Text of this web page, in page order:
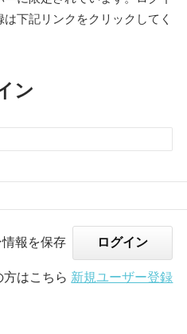
下記リンクをクリックしてく
ン
情報を保存
方はこちら 新規ユーザー登録